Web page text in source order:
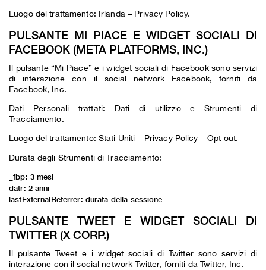
Luogo del trattamento: Irlanda – Privacy Policy.
PULSANTE MI PIACE E WIDGET SOCIALI DI
FACEBOOK (META PLATFORMS, INC.)
Il pulsante “Mi Piace” e i widget sociali di Facebook sono servizi
di interazione con il social network Facebook, forniti da
Facebook, Inc.
Dati Personali trattati: Dati di utilizzo e Strumenti di
Tracciamento.
Luogo del trattamento: Stati Uniti – Privacy Policy –Opt out.
Durata degli Strumenti di Tracciamento:
_fbp: 3 mesi
datr: 2 anni
lastExternalReferrer: durata della sessione
PULSANTE TWEET E WIDGET SOCIALI DI
TWITTER (X CORP.)
Il pulsante Tweet e i widget sociali di Twitter sono servizi di
interazione con il social network Twitter, forniti da Twitter, Inc.